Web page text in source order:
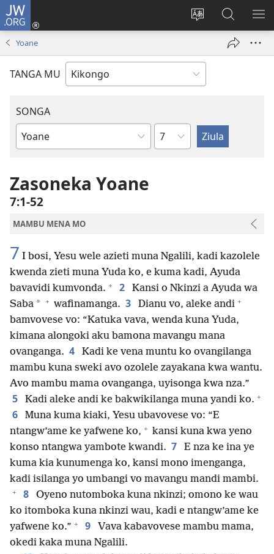
JW.ORG
Soba
nding'a
Kota
(opens
Vavulula
muna
JW.ORG
Yoane
TANGA MU
SONGA
Bible
Kapu
Zasoneka Yoane
7:1-52
MAMBU MENA MO
7 I bosi, Yesu wele azieti muna Ngalili, kadi kazolele
kwenda zieti muna Yuda ko, e kuma kadi, Ayuda
bavavidi kumvonda. + 2
Kansi o Nkinzi a Ayuda wa
Saba * + wafinamanga. 3 Dianu vo, aleke andi +
bamvovese vo: “Katuka vava, wenda kuna Yuda,
kimana alongoki aku bamona mavangu mana
ovanganga. 4
Kadi ke vena muntu ko ovangilanga
mambu kuna sweki avo ozolele zayakana kwa wantu.
Avo mambu mama ovanganga, uyisonga kwa nza.”
5 Kadi aleke andi ke bakwikilanga muna yandi ko. +
6
Muna kuma kiaki, Yesu ubavovese vo: “E
ntangw’ame ke yafwene ko, + kansi kuna kwa yeno
konso ntangwa yambote kwandi. 7
E nza ke ina ye
kuma kia kunumenga ko, kansi mono imenganga,
kadi isilanga yo umbangi vo mavangu mandi mambi.
+ 8
Oyeno nutomboka kuna nkinzi; omono ke wau
ko itomboka kuna nkinzi wau, kadi e ntangw’ame ke
yafwene ko.” + 9
Vava kabavovese mambu mama,
okedi kaka muna Ngalili.